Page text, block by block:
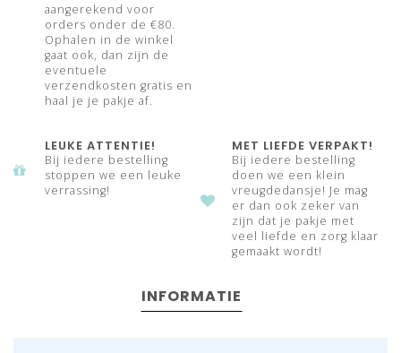
aangerekend voor
orders onder de €80.
Ophalen in de winkel
gaat ook, dan zijn de
eventuele
verzendkosten gratis en
haal je je pakje af.
LEUKE ATTENTIE!
Bij iedere bestelling
stoppen we een leuke
verrassing!
MET LIEFDE VERPAKT!
Bij iedere bestelling
doen we een klein
vreugdedansje! Je mag
er dan ook zeker van
zijn dat je pakje met
veel liefde en zorg klaar
gemaakt wordt!
INFORMATIE